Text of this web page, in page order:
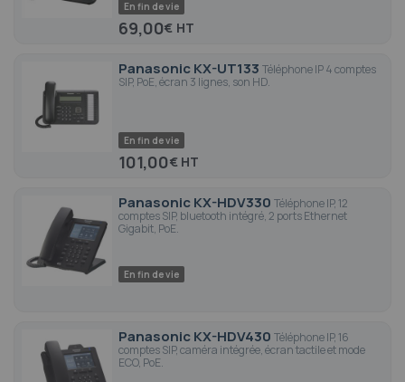
En fin de vie
69,00€
Panasonic KX-UT133 Téléphone IP 4 comptes
SIP, PoE, écran 3 lignes, son HD.
En fin de vie
101,00€
Panasonic KX-HDV330 Téléphone IP, 12
comptes SIP, bluetooth intégré, 2 ports Ethernet
Gigabit, PoE.
En fin de vie
Panasonic KX-HDV430 Téléphone IP, 16
comptes SIP, caméra intégrée, écran tactile et mode
ECO, PoE.